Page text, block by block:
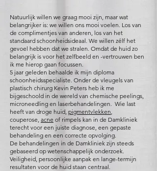
Natuurlijk willen we graag mooi zijn, maar wat
belangrijker is: we willen ons mooi voelen. Los van
de complimentjes van anderen, los van het
standaard schoonheidsideaal. We willen zélf het
gevoel hebben dat we stralen. Omdat de huid zo
belangrijk is voor het zelfbeeld en -vertrouwen ben
ik me hierop gaan focussen.
5 jaar geleden behaalde ik mijn diploma
schoonheidsspecialiste. Onder de vleugels van
plastisch chirurg Kevin Peters heb ik me
bijgeschoold in de wereld van chemische peelings,
microneedling en laserbehandelingen. Wie last
heeft van droge huid, pigmentvlekken,
couperose, acne of rimpels kan in de Damkliniek
terecht voor een juiste diagnose, een gepaste
behandeling en een correcte opvolging.
De behandelingen in de Damkliniek zijn steeds
gebaseerd op wetenschappelijk onderzoek.
Veiligheid, persoonlijke aanpak en lange-termijn
resultaten voor de huid staan centraal.